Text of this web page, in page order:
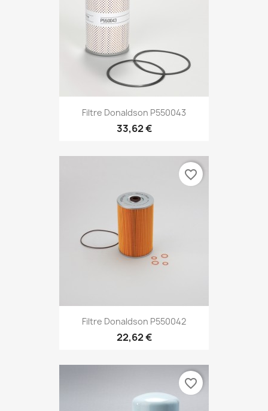
Filtre Donaldson P550043
33,62 €
Filtre Donaldson P550042
22,62 €
favorite_border
favorite_border